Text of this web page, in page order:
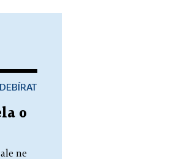
o
ne